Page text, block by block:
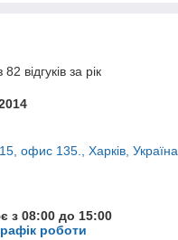
відгуків за рік
офис 135., Харків, Україна
з 08:00 до 15:00
роботи